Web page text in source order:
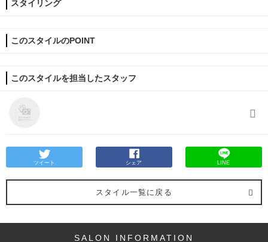
スタイリング
このスタイルのPOINT
このスタイルを担当したスタッフ
ツイート シェア LINE
スタイル一覧に戻る
SALON INFORMATION